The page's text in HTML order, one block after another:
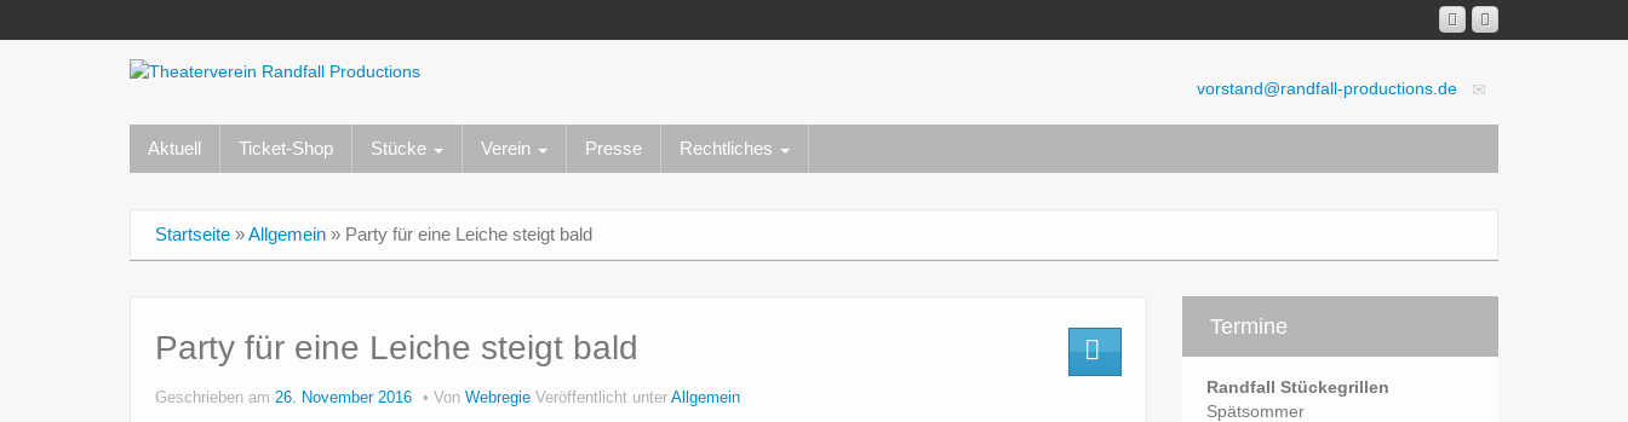
vorstand@randfall-productions.de
Aktuell Ticket-Shop Stücke Verein Presse Rechtliches
Startseite »Allgemein » Party für eine Leiche steigt bald
Party für eine Leiche steigt bald
Geschrieben am 26. November 2016 Von Webregie Veröffentlicht unter Allgemein
Termine
Randfall Stückegrillen
Spätsommer